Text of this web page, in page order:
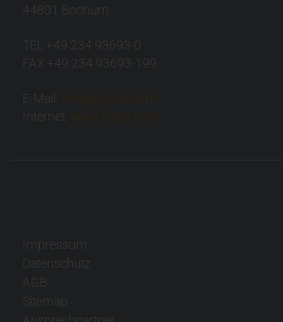
44801 Bochum
TEL +49 234 93693-0
FAX +49 234 93693-199
E-Mail:
info(at)visus.com
Internet:
www.visus.com
Impressum
Datenschutz
AGB
Sitemap